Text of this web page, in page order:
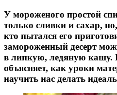
У мороженого простой
только сливки и сахар,
кто пытался его
замороженный десерт
в липкую, ледяную кашу.
объясняет, как уроки
научить нас делать